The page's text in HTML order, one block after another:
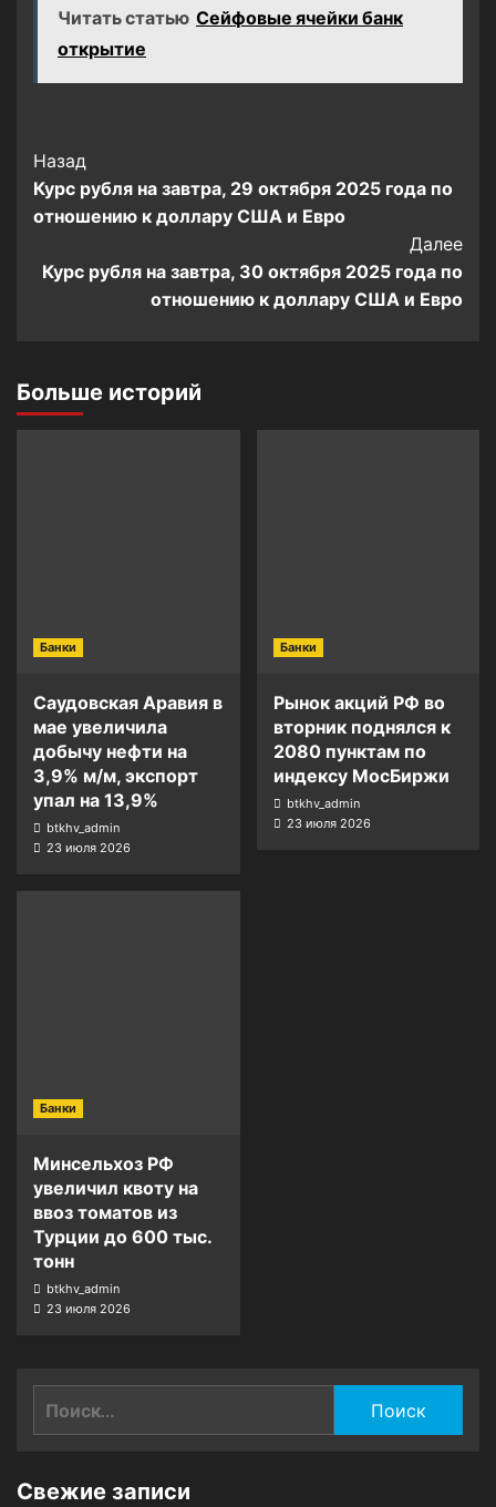
Читать статью Сейфовые ячейки банк
открытие
Post
Navigation
Назад
Курс рубля на завтра, 29 октября 2025 года по
отношению к доллару США и Евро
Далее
Курс рубля на завтра, 30 октября 2025 года по
отношению к доллару США и Евро
Больше историй
Банки
Саудовская Аравия в
мае увеличила
добычу нефти на
3,9% м/м, экспорт
упал на 13,9%
btkhv_admin
23 июля 2026
Банки
Рынок акций РФ во
вторник поднялся к
2080 пунктам по
индексу МосБиржи
btkhv_admin
23 июля 2026
Банки
Минсельхоз РФ
увеличил квоту на
ввоз томатов из
Турции до 600 тыс.
тонн
btkhv_admin
23 июля 2026
Свежие записи